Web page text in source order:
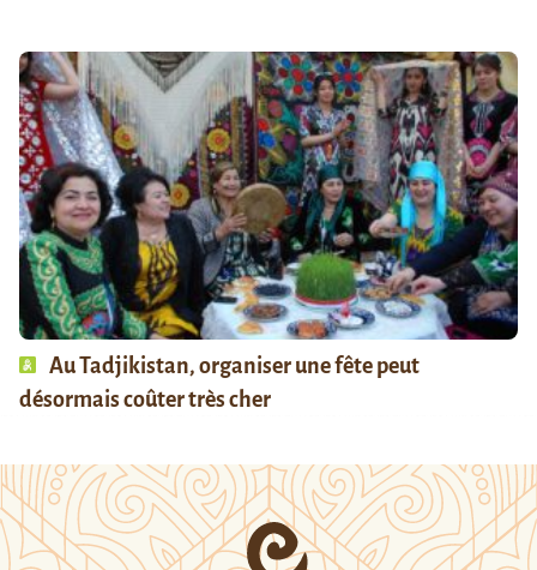
Au Tadjikistan, organiser une fête peut
désormais coûter très cher